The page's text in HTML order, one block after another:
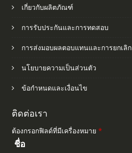
เกี่ยวกับผลิตภัณฑ์
การรับประกันและการทดสอบ
การส่งมอบผลตอบแทนและการยกเลิก
นโยบายความเป็นส่วนตัว
ข้อกำหนดและเงื่อนไข
ติดต่อเรา
ต้องกรอกฟิลด์ที่มีเครื่องหมาย *
ชื่อ